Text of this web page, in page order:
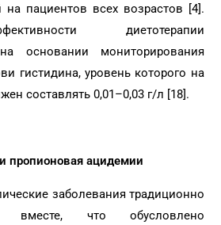
на пациентов всех возрастов [4].
диетотерапии
основании мониторирования
гистидина, уровень которого на
составлять 0,01–0,03 г/л [18].
пропионовая ацидемии
заболевания традиционно
вместе, что обусловлено